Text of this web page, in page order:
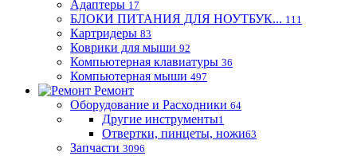
Адаптеры 17
БЛОКИ ПИТАНИЯ ДЛЯ НОУТБУК... 111
Картридеры 83
Коврики для мыши 92
Компьютерная клавиатуры 36
Компьютерная мыши 497
Ремонт
Оборудование и Расходники 64
Другие инструменты1
Отвертки, пинцеты, ножи63
Запчасти 3096